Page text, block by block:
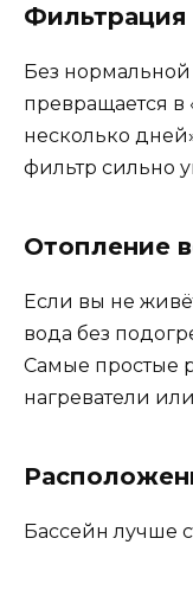
Без
превращается
несколько
фильтр сильно
Отопление
Если вы не
вода без
Самые простые
нагреватели
Бассейн лучше